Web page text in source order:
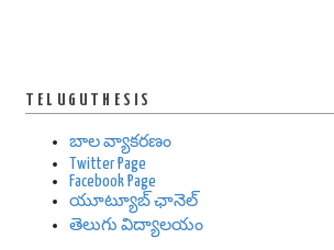
TELUGUTHESIS
బాల వ్యాకరణం
Twitter Page
Facebook Page
యూట్యూబ్ ఛానెల్
తెలుగు విద్యాలయం